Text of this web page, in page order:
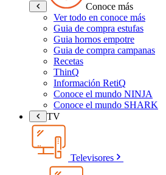
Conoce más
Ver todo en conoce más
Guia de compra estufas
Guia hornos empotre
Guia de compra campanas
Recetas
ThinQ
Información RetiQ
Conoce el mundo NINJA
Conoce el mundo SHARK
TV
Televisores